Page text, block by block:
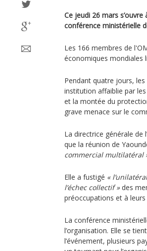
Ce jeudi 26 mars
conférence ministérielle
Les 166 membres de
économiques mondiales
Pendant quatre jours,
institution affaiblie par
et la montée du
grave menace sur le
La directrice générale de
que la réunion de
commercial multilatéral
Elle a fustigé «
l’échec collectif »des
préoccupations et à
La conférence
l’organisation. Elle se
l’événement, plusieurs